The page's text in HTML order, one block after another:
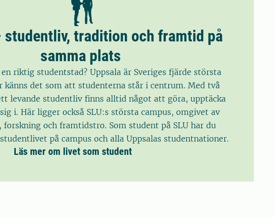
studentliv, tradition och framtid på
samma plats
riktig studentstad? Uppsala är Sveriges fjärde största
känns det som att studenterna står i centrum. Med två
levande studentliv finns alltid något att göra, upptäcka
i. Här ligger också SLU:s största campus, omgivet av
forskning och framtidstro. Som student på SLU har du
på campus och alla Uppsalas studentnationer.
Läs mer om livet som student